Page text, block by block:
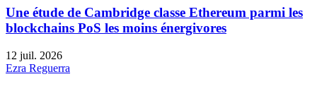
Une étude de Cambridge classe Ethereum parmi les
blockchains PoS les moins énergivores
12 juil. 2026
Ezra Reguerra